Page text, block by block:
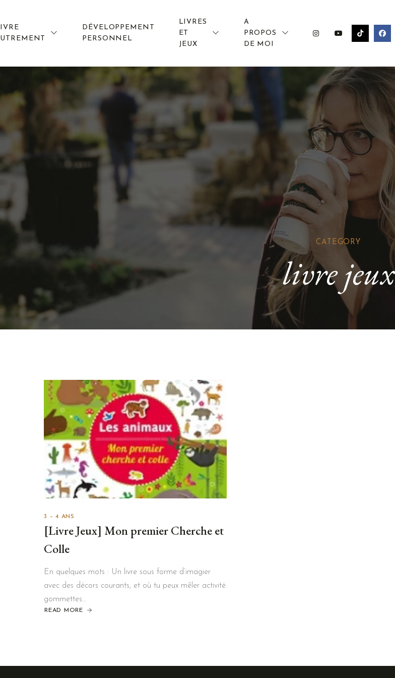
DÉVELOPPEMENT
PERSONNEL
LIVRES
ET
JEUX
A
PROPOS
DE MOI
CATEGORY
livre jeux
3 – 4 ANS
[Livre Jeux] Mon premier Cherche et
Colle
En quelques mots : Un livre sous forme d’imagier
avec des décors courants, et où tu peux mêler activité
gommettes…
READ MORE